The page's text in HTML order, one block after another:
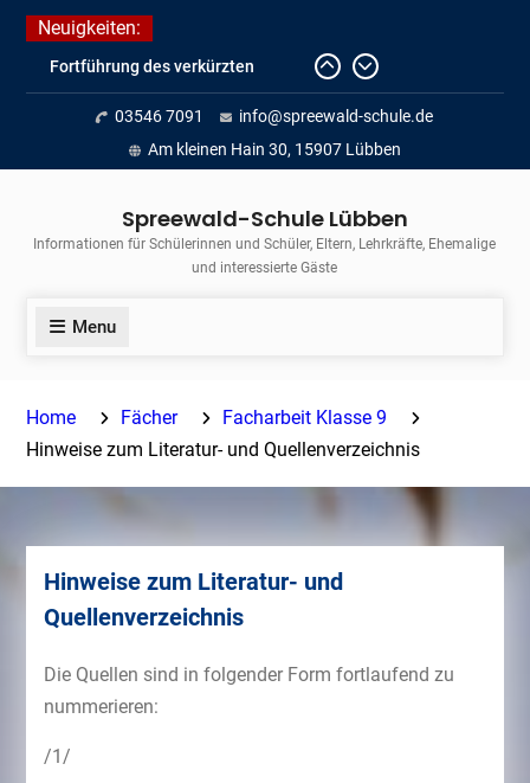
Skip
content
Neuigkeiten:
Fortführung des verkürzten
Unterrichts aufgrund der hohen
Temperaturen (22.06. bis
voraussichtlich zum 26.06.2026)
Journalismus hautnah
Insellauf 2026
03546 7091
info@spreewald-schule.de
Am kleinen Hain 30, 15907 Lübben
Spreewald-Schule Lübben
Informationen für Schülerinnen und Schüler, Eltern, Lehrkräfte, Ehemalige
und interessierte Gäste
Menu
Home Fächer
Facharbeit Klasse 9
Hinweise zum Literatur- und Quellenverzeichnis
Hinweise zum Literatur- und
Quellenverzeichnis
Die Quellen sind in folgender Form fortlaufend zu
nummerieren:
/1/